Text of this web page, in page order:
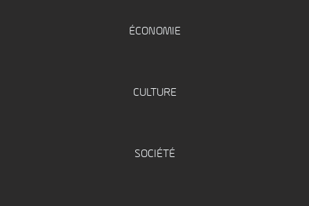
ÉCONOMIE
CULTURE
SOCIÉTÉ